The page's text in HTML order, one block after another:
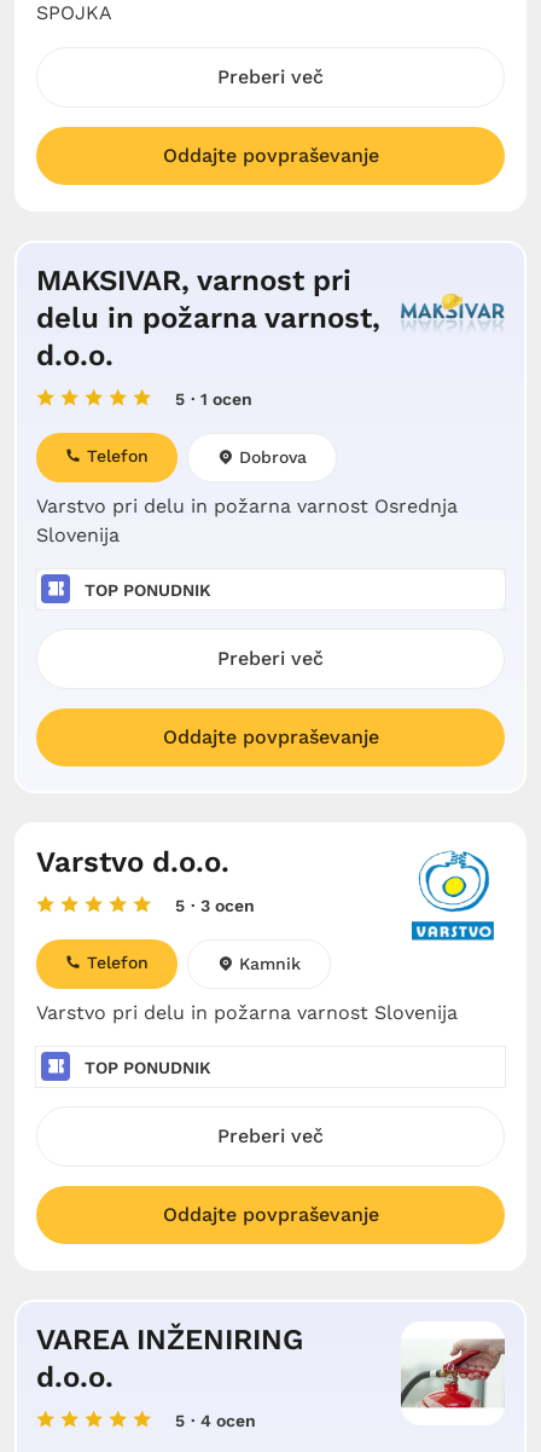
SPOJKA
Preberi več
Oddajte povpraševanje
MAKSIVAR, varnost pri
delu in požarna varnost,
d.o.o.
5 · 1 ocen
Varstvo pri delu in požarna varnost Osrednja
Slovenija
Telefon Dobrova
TOP PONUDNIK
Preberi več
Oddajte povpraševanje
Varstvo d.o.o.
5 · 3 ocen
Varstvo pri delu in požarna varnost Slovenija
Telefon Kamnik
TOP PONUDNIK
Preberi več
Oddajte povpraševanje
VAREA INŽENIRING
d.o.o.
5 · 4 ocen